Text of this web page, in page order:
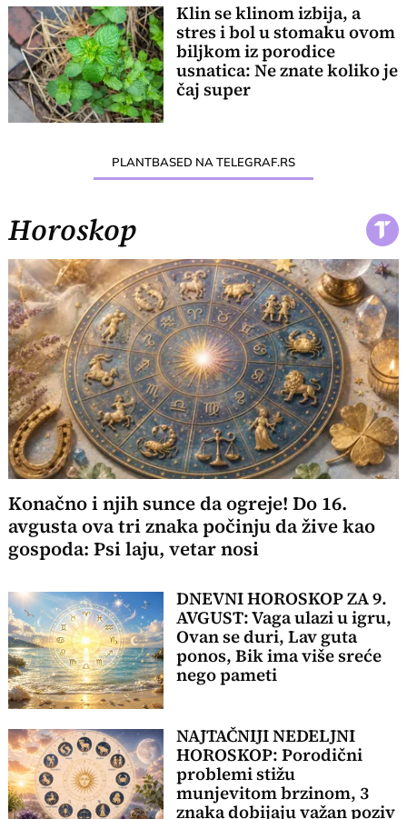
Klin se klinom izbija, a
stres i bol u stomaku ovom
biljkom iz porodice
usnatica: Ne znate koliko je
čaj super
PLANTBASED NA TELEGRAF.RS
Horoskop
Konačno i njih sunce da ogreje! Do 16.
avgusta ova tri znaka počinju da žive kao
gospoda: Psi laju, vetar nosi
DNEVNI HOROSKOP ZA 9.
AVGUST: Vaga ulazi u igru,
Ovan se duri, Lav guta
ponos, Bik ima više sreće
nego pameti
NAJTAČNIJI NEDELJNI
HOROSKOP: Porodični
problemi stižu
munjevitom brzinom, 3
znaka dobijaju važan poziv